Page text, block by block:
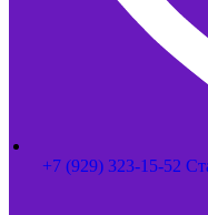
+7 (929) 323-15-52